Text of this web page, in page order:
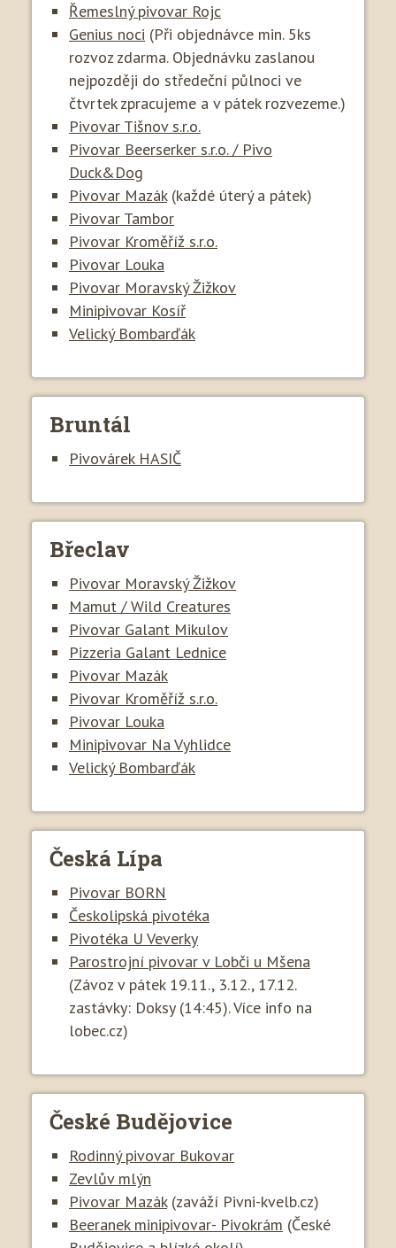
Řemeslný pivovar Rojc
Genius noci (Při objednávce min. 5ks
rozvoz zdarma. Objednávku zaslanou
nejpozději do středeční půlnoci ve
čtvrtek zpracujeme a v pátek rozvezeme.)
Pivovar Tišnov s.r.o.
Pivovar Beerserker s.r.o. / Pivo
Duck&Dog
Pivovar Mazák (každé úterý a pátek)
Pivovar Tambor
Pivovar Kroměříž s.r.o.
Pivovar Louka
Pivovar Moravský Žižkov
Minipivovar Kosíř
Velický Bombarďák
Bruntál
Pivovárek HASIČ
Břeclav
Pivovar Moravský Žižkov
Mamut / Wild Creatures
Pivovar Galant Mikulov
Pizzeria Galant Lednice
Pivovar Mazák
Pivovar Kroměříž s.r.o.
Pivovar Louka
Minipivovar Na Vyhlidce
Velický Bombarďák
Česká Lípa
Pivovar BORN
Českolipská pivotéka
Pivotéka U Veverky
Parostrojní pivovar v Lobči u Mšena
(Závoz v pátek 19.11., 3.12., 17.12.
zastávky: Doksy (14:45). Více info na
lobec.cz)
České Budějovice
Rodinný pivovar Bukovar
Zevlův mlýn
Pivovar Mazák (zaváží Pivni-kvelb.cz)
Beeranek minipivovar- Pivokrám (České